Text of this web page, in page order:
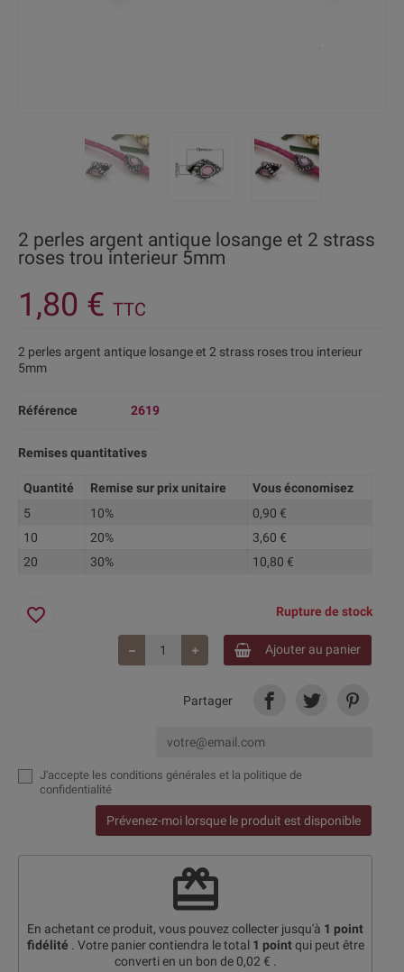
2 perles argent antique losange et 2 strass
roses trou interieur 5mm
1,80 € TTC
2 perles argent antique losange et 2 strass roses trou interieur
5mm
Référence 2619
Remises quantitatives
Quantité Remise sur prix unitaire
Vous économisez
5
10%
0,90 €
10
20%
3,60 €
20
30% 10,80 €
Rupture de stock
Ajouter au panier
favorite_border
Partager
J'accepte les conditions générales et la politique de
confidentialité
Prévenez-moi lorsque le produit est disponible
redeem
En achetant ce produit, vous pouvez collecter jusqu'à 1 point
fidélité . Votre panier contiendra le total 1 pointqui peut être
converti en un bon de 0,02 € .